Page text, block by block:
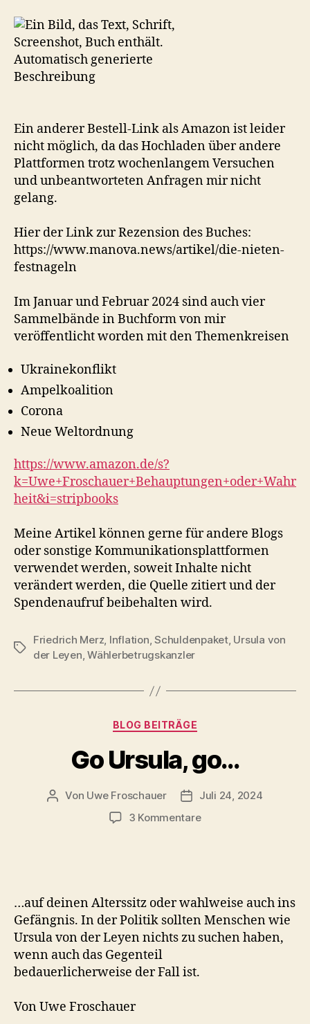
Ein anderer Bestell-Link als Amazon ist leider
nicht möglich, da das Hochladen über andere
Plattformen trotz wochenlangem Versuchen
und unbeantworteten Anfragen mir nicht
gelang.
Hier der Link zur Rezension des Buches:
https://www.manova.news/artikel/die-nieten-
festnageln
Im Januar und Februar 2024 sind auch vier
Sammelbände in Buchform von mir
veröffentlicht worden mit den Themenkreisen
Ukrainekonflikt
Ampelkoalition
Corona
Neue Weltordnung
https://www.amazon.de/s?
k=Uwe+Froschauer+Behauptungen+oder+Wahr
heit&i=stripbooks
Meine Artikel können gerne für andere Blogs
oder sonstige Kommunikationsplattformen
verwendet werden, soweit Inhalte nicht
verändert werden, die Quelle zitiert und der
Spendenaufruf beibehalten wird.
Schlagwörter
Friedrich Merz, Inflation,Schuldenpaket, Ursula von
der Leyen,Wählerbetrugskanzler
Kategorien
BLOG BEITRÄGE
Go Ursula, go…
Beitragsautor
Von Uwe Froschauer Beitragsdatum
Juli 24, 2024
3 Kommentarezu
…auf deinen Alterssitz oder wahlweise auch ins
Gefängnis. In der Politik sollten Menschen wie
Ursula von der Leyen nichts zu suchen haben,
wenn auch das Gegenteil
bedauerlicherweise der Fall ist.
Von Uwe Froschauer